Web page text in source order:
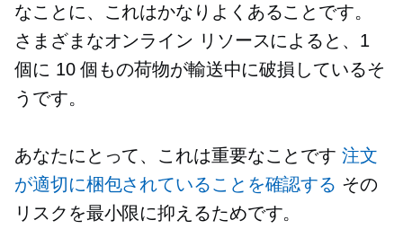
なことに、これはかなりよくあることです。
さまざまなオンライン リソースによると、1
個に 10 個もの荷物が輸送中に破損しているそ
うです。
あなたにとって、これは重要なことです注文
が適切に梱包されていることを確認する その
リスクを最小限に抑えるためです。